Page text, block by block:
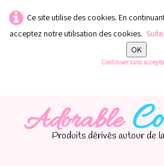
Ce site utilise des cookies. En
acceptez notre utilisation des cookies.
OK
Continuer sans
Adorable
Produits dérivés autour de